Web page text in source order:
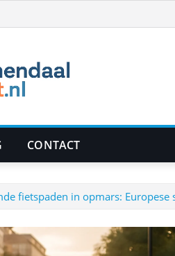
CONTACT
fietspaden in opmars: